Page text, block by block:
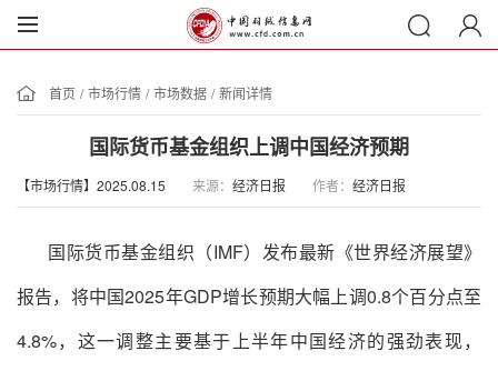
首页 / 市场行情 / 市场数据 / 新闻详情
国际货币基金组织上调中国经济预期
【市场行情】2025.08.15 来源： 经济日报 作者： 经济日报
国际货币基金组织（IMF）发布最新《世界经济展望》
报告，将中国2025年GDP增长预期大幅上调0.8个百分点至
4.8%，这一调整主要基于上半年中国经济的强劲表现，